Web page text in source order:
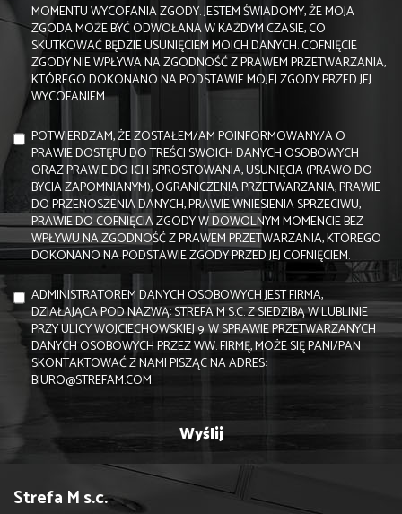
MOMENTU WYCOFANIA ZGODY. JESTEM ŚWIADOMY, ŻE MOJA
ZGODA MOŻE BYĆ ODWOŁANA W KAŻDYM CZASIE, CO
SKUTKOWAĆ BĘDZIE USUNIĘCIEM MOICH DANYCH. COFNIĘCIE
ZGODY NIE WPŁYWA NA ZGODNOŚĆ Z PRAWEM PRZETWARZANIA,
KTÓREGO DOKONANO NA PODSTAWIE MOJEJ ZGODY PRZED JEJ
WYCOFANIEM.
POTWIERDZAM, ŻE ZOSTAŁEM/AM POINFORMOWANY/A O
PRAWIE DOSTĘPU DO TREŚCI SWOICH DANYCH OSOBOWYCH
ORAZ PRAWIE DO ICH SPROSTOWANIA, USUNIĘCIA (PRAWO DO
BYCIA ZAPOMNIANYM), OGRANICZENIA PRZETWARZANIA, PRAWIE
DO PRZENOSZENIA DANYCH, PRAWIE WNIESIENIA SPRZECIWU,
PRAWIE DO COFNIĘCIA ZGODY W DOWOLNYM MOMENCIE BEZ
WPŁYWU NA ZGODNOŚĆ Z PRAWEM PRZETWARZANIA, KTÓREGO
DOKONANO NA PODSTAWIE ZGODY PRZED JEJ COFNIĘCIEM.
ADMINISTRATOREM DANYCH OSOBOWYCH JEST FIRMA,
DZIAŁAJĄCA POD NAZWĄ: STREFA M S.C. Z SIEDZIBĄ W LUBLINIE
PRZY ULICY WOJCIECHOWSKIEJ 9. W SPRAWIE PRZETWARZANYCH
DANYCH OSOBOWYCH PRZEZ WW. FIRMĘ, MOŻE SIĘ PANI/PAN
SKONTAKTOWAĆ Z NAMI PISZĄC NA ADRES:
BIURO@STREFAM.COM.
Strefa M s.c.